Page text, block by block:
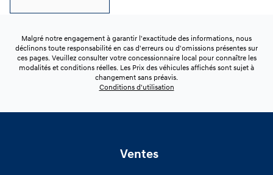
Malgré notre engagement à garantir l'exactitude des informations, nous
déclinons toute responsabilité en cas d'erreurs ou d'omissions présentes sur
ces pages. Veuillez consulter votre concessionnaire local pour connaître les
modalités et conditions réelles. Les Prix des véhicules affichés sont sujet à
changement sans préavis.
Conditions d'utilisation
Ventes